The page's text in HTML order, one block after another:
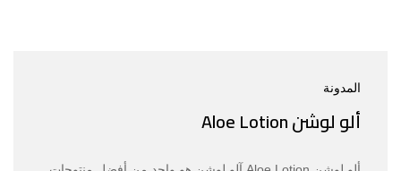
المدونة
ألو لوشن Aloe Lotion